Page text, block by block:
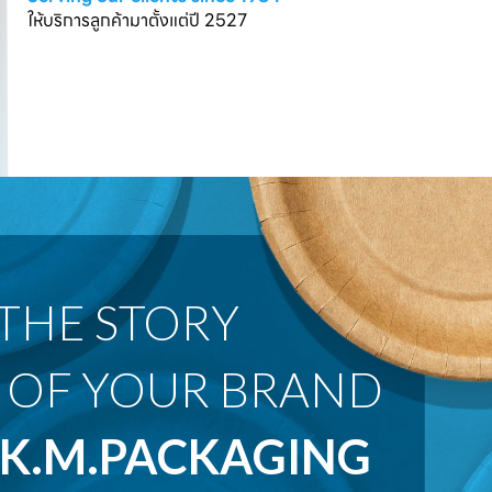
ให้บริการลูกค้ามาตั้งแต่ปี 2527
OF YOUR BRAND